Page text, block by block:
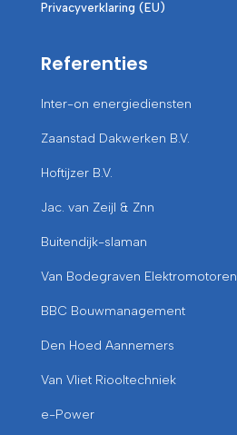
Privacyverklaring (EU)
Referenties
Inter-on energiediensten
Zaanstad Dakwerken B.V.
Hoftijzer B.V.
Jac. van Zeijl & Znn
Buitendijk-slaman
Van Bodegraven Elektromotoren
BBC Bouwmanagement
Den Hoed Aannemers
Van Vliet Riooltechniek
e-Power